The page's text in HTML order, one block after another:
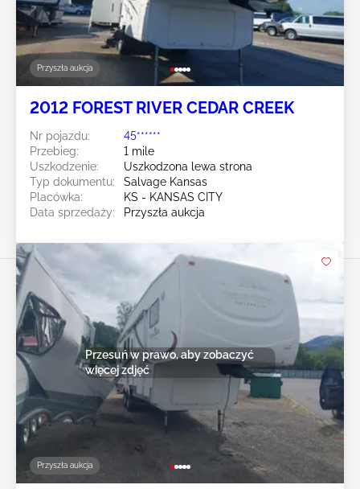
Przyszła aukcja
2012 FOREST RIVER CEDAR CREEK
Nr pojazdu:
45******
Przebieg:
1 mile
Uszkodzenie:
Uszkodzona lewa strona
Typ dokumentu:
Salvage Kansas
Placówka:
KS - KANSAS CITY
Data sprzedaży:
Przyszła aukcja
Przyszła aukcja
Przesuń w prawo, aby zobaczyć
więcej zdjęć